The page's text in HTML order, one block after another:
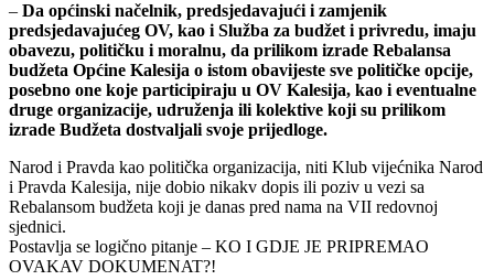
– Da općinski načelnik, predsjedavajući i zamjenik
predsjedavajućeg OV, kao i Služba za budžet i privredu, imaju
obavezu, političku i moralnu, da prilikom izrade Rebalansa
budžeta Općine Kalesija o istom obavijeste sve političke opcije,
posebno one koje participiraju u OV Kalesija, kao i eventualne
druge organizacije, udruženja ili kolektive koji su prilikom
izrade Budžeta dostvaljali svoje prijedloge.
Narod i Pravda kao politička organizacija, niti Klub vijećnika Narod
i Pravda Kalesija, nije dobio nikakv dopis ili poziv u vezi sa
Rebalansom budžeta koji je danas pred nama na VII redovnoj
sjednici.
Postavlja se logično pitanje – KO I GDJE JE PRIPREMAO
OVAKAV DOKUMENAT?!